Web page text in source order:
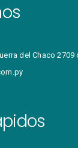
del Chaco 2709